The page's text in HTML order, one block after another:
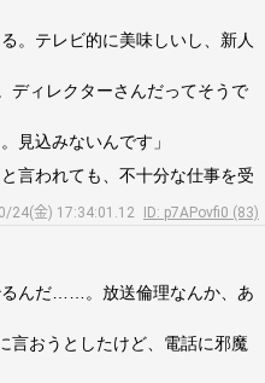
。テレビ的に美味しいし、新人
ディレクターさんだってそうで
見込みないんです」
言われても、不十分な仕事を受
24(金) 17:34:01.12
ID: p7APovfi0 (83)
るんだ……。放送倫理なんか、あ
言おうとしたけど、電話に邪魔